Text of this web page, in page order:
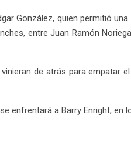
González, quien permitió
entre Juan Ramón
de atrás para empatar
enfrentará a Barry Enright, en